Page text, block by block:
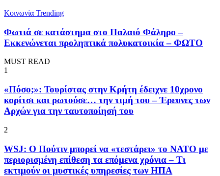
Κοινωνία Trending
Φωτιά σε κατάστημα στο Παλαιό Φάληρο –
Εκκενώνεται προληπτικά πολυκατοικία – ΦΩΤΟ
MUST READ
1
«Πόσο;»: Τουρίστας στην Κρήτη έδειχνε 10χρονο
κορίτσι και ρωτούσε… την τιμή του – Έρευνες των
Αρχών για την ταυτοποίησή του
2
WSJ: Ο Πούτιν μπορεί να «τεστάρει» το ΝΑΤΟ με
περιορισμένη επίθεση τα επόμενα χρόνια – Τι
εκτιμούν οι μυστικές υπηρεσίες των ΗΠΑ